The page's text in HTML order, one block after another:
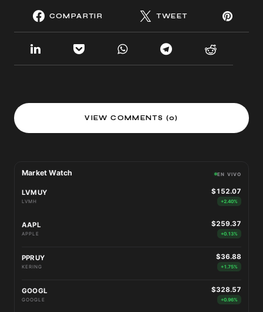
COMPARTIR TWEET
VIEW COMMENTS (0)
Market Watch EN VIVO
LVMUY
LVMH
$152.07
+2.40%
AAPL
APPLE
$259.37
+0.13%
PPRUY
KERING
$36.88
+1.75%
GOOGL
GOOGLE
$328.57
+0.96%